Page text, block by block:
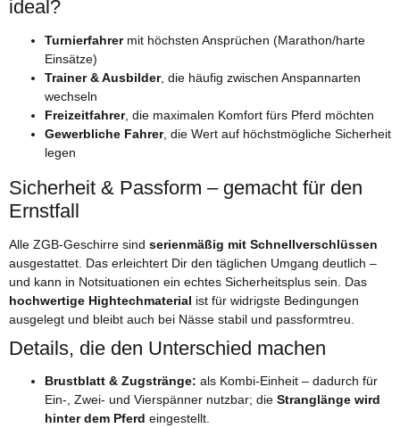
ideal?
Turnierfahrermit höchsten Ansprüchen (Marathon/harte
Einsätze)
Trainer & Ausbilder, die häufig zwischen Anspannarten
wechseln
Freizeitfahrer, die maximalen Komfort fürs Pferd möchten
Gewerbliche Fahrer, die Wert auf höchstmögliche Sicherheit
legen
Sicherheit & Passform – gemacht für den
Ernstfall
Alle ZGB-Geschirre sind serienmäßig mit Schnellverschlüssen
ausgestattet. Das erleichtert Dir den täglichen Umgang deutlich –
und kann in Notsituationen ein echtes Sicherheitsplus sein. Das
hochwertige Hightechmaterial ist für widrigste Bedingungen
ausgelegt und bleibt auch bei Nässe stabil und passformtreu.
Details, die den Unterschied machen
Brustblatt & Zugstränge: als Kombi-Einheit – dadurch für
Ein-, Zwei- und Vierspänner nutzbar; die Stranglänge wird
hinter dem Pferd eingestellt.